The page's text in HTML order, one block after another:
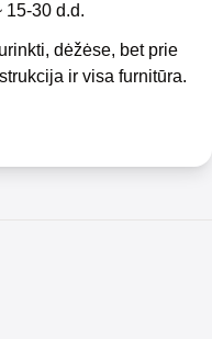
15-30 d.d.
dėžėse, bet prie
ir visa furnitūra.